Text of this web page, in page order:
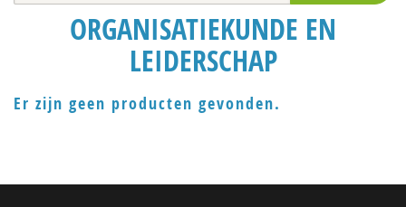
Herman van den Bosch
R. Brohm
Laurens de Graaf
Michiel de Ronde
ORGANISATIEKUNDE EN
LEIDERSCHAP
Er zijn geen producten gevonden.